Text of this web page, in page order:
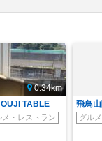
0.34km
TABLE
メ・レストラン
飛鳥
グル